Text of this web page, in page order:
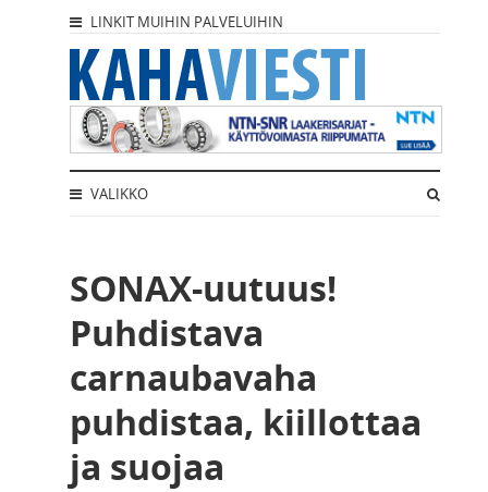
LINKIT MUIHIN PALVELUIHIN
VALIKKO
SONAX-uutuus!
Puhdistava
carnaubavaha
puhdistaa, kiillottaa
ja suojaa